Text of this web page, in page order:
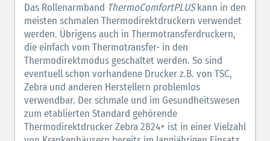
Das Rollenarmband ThermoComfortPLUSkann in den
meisten schmalen Thermodirektdruckern verwendet
werden. Übrigens auch in Thermotransferdruckern,
die einfach vom Thermotransfer- in den
Thermodirektmodus geschaltet werden. So sind
eventuell schon vorhandene Drucker z.B. von TSC,
Zebra und anderen Herstellern problemlos
verwendbar. Der schmale und im Gesundheitswesen
zum etablierten Standard gehörende
Thermodirektdrucker Zebra 2824+ ist in einer Vielzahl